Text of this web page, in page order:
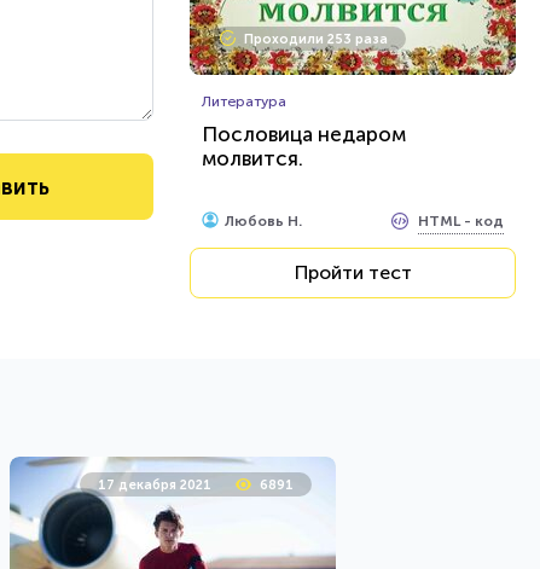
Проходили 253 раза
Литература
Пословица недаром
молвится.
Любовь Н. HTML - код
Пройти тест
17 декабря 2021 6891